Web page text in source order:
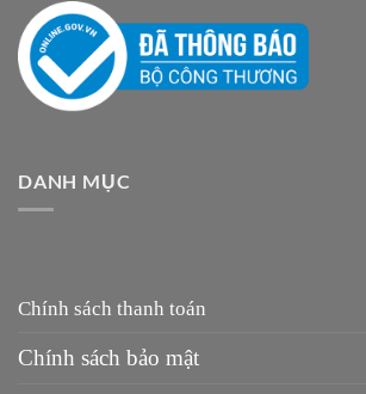
DANH MỤC
Chính sách thanh toán
Chính sách bảo mật